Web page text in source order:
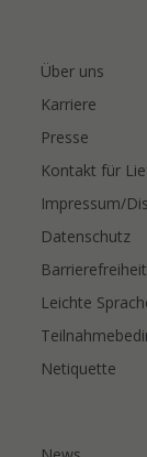
Über uns
Karriere
Presse
Kontakt für
Impressum/
Datenschutz
Barrierefreiheit
Leichte
Netiquette